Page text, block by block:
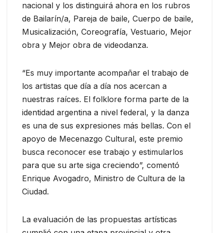
nacional y los distinguirá ahora en los rubros
de Bailarín/a, Pareja de baile, Cuerpo de baile,
Musicalización, Coreografía, Vestuario, Mejor
obra y Mejor obra de videodanza.
“Es muy importante acompañar el trabajo de
los artistas que día a día nos acercan a
nuestras raíces. El folklore forma parte de la
identidad argentina a nivel federal, y la danza
es una de sus expresiones más bellas. Con el
apoyo de Mecenazgo Cultural, este premio
busca reconocer ese trabajo y estimularlos
para que su arte siga creciendo”, comentó
Enrique Avogadro, Ministro de Cultura de la
Ciudad.
La evaluación de las propuestas artísticas